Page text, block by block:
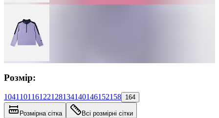
Розмір:
104110116122128134140146152158 164
Розмірна сітка Всі розмірні сітки